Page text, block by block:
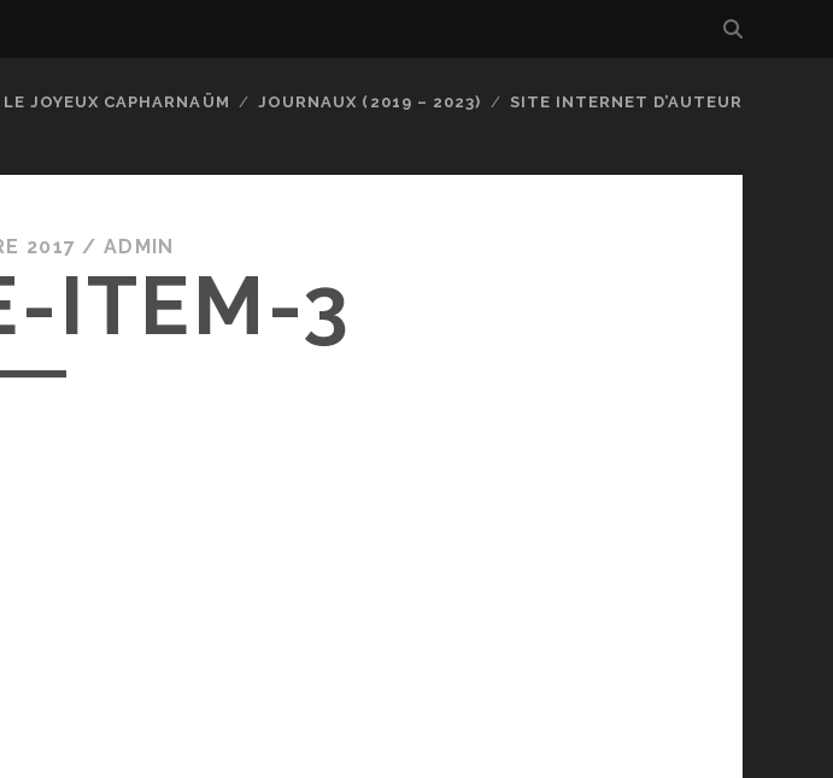
JOYEUX CAPHARNAÜM JOURNAUX (2019 – 2023) SITE INTERNET D’AUTEUR
2017 / ADMIN
ITEM-3